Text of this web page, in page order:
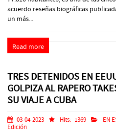
acuerdo reseñas biográficas
un más...
Read more
TRES DETENIDOS EN
GOLPIZA AL RAPERO
SU VIAJE A CUBA
03-04-2023 Hits: 1369 EN
Edición